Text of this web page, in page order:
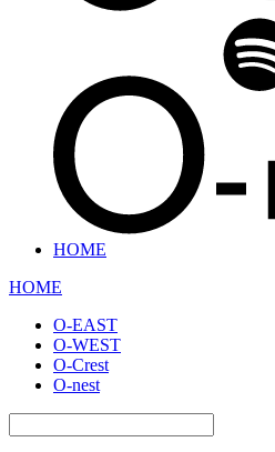
HOME
HOME
O-EAST
O-WEST
O-Crest
O-nest